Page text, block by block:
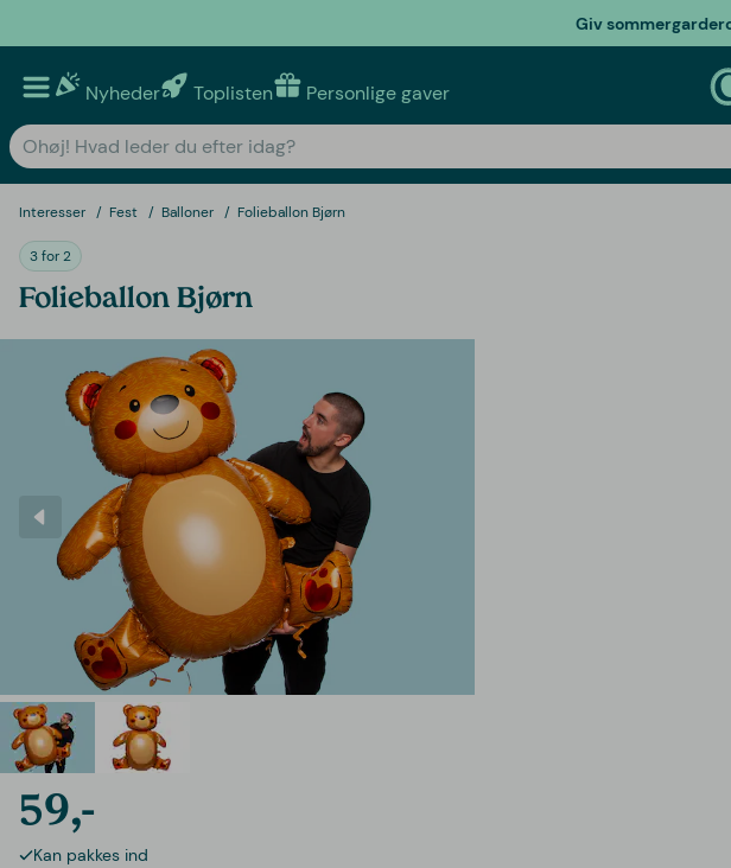
Giv
Nyheder Toplisten Personlige gaver
Interesser Fest Balloner Folieballon Bjørn
3 for 2
Folieballon Bjørn
59,-
Kan pakkes ind